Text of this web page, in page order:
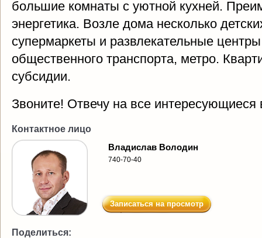
большие комнаты с уютной кухней.
энергетика. Возле дома несколько
супермаркеты и развлекательные
общественного транспорта, метро.
субсидии.
Звоните! Отвечу на все интересующиеся
Контактное лицо
Владислав Володин
740-70-40
Записаться на просмотр
Поделиться: